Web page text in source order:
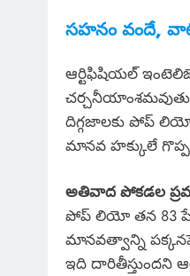
సహనం వందే,
ఆర్టిఫిషియల్
దిగ్గజాలకు పోప్
మానవ హక్కులే
అతివాద పోకడల
పోప్ లియో తన 83
మానవత్వాన్ని
ఇది దారితీస్తుందని